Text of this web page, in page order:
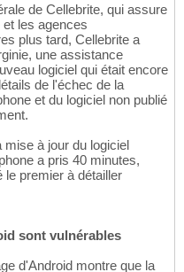
de Cellebrite, qui assure
les agences
plus tard, Cellebrite a
une assistance
logiciel qui était encore
de l'échec de la
et du logiciel non publié
mise à jour du logiciel
a pris 40 minutes,
le premier à détailler
sont vulnérables
d'Android montre que la